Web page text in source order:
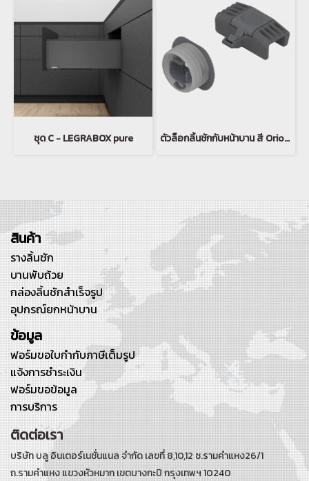
ชุด C - LEGRABOX pure ตัวล็อกลิ้นชักกับหน้าบาน สี Orion grey
สินค้า
รางลิ้นชัก
บานพับถ้วย
กล่องลิ้นชักสำเร็จรูป
อุปกรณ์ยกหน้าบาน
ข้อมูล
ฟอร์มขอใบกำกับภาษีเต็มรูป
แจ้งการชำระเงิน
ฟอร์มขอข้อมูล
การบริการ
ติดต่อเรา
บริษัท บลู อินเตอร์เนชั่นแนล จำกัด เลขที่ 8,10,12 ซ.รามคำแหง26/1
ถ.รามคำแหงแขวงหัวหมาก เขตบางกะปิ กรุงเทพฯ 10240